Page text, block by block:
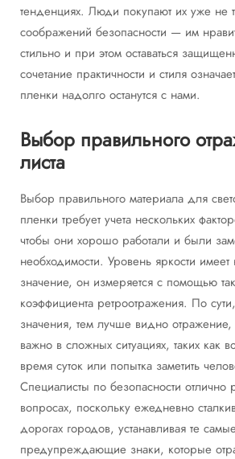
тенденциях. Люди покупают их уже не
соображений безопасности — им
стильно и при этом оставаться
сочетание практичности и стиля
пленки надолго останутся с нами.
Выбор правильного
листа
Выбор правильного материала для
пленки требует учета нескольких
чтобы они хорошо работали и были
необходимости. Уровень яркости
значение, он измеряется с помощью
коэффициента ретроотражения. По
значения, тем лучше видно отражение,
важно в сложных ситуациях, таких как
время суток или попытка заметить
Специалисты по безопасности отлично
вопросах, поскольку ежедневно
дорогах городов, устанавливая те
предупреждающие знаки, которые